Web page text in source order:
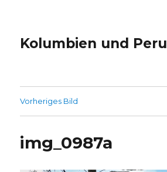
Kolumbien und Peru
Vorheriges Bild
img_0987a